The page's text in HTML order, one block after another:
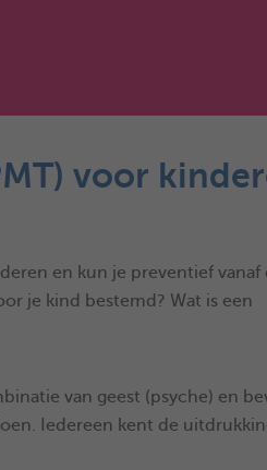
voor
en kun je preventief
je kind bestemd? Wat is een
van geest (psyche) en
Iedereen kent de